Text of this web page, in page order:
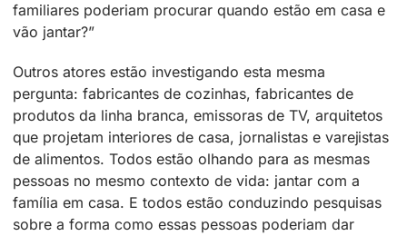
familiares poderiam procurar quando estão em casa e
vão jantar?”
Outros atores estão investigando esta mesma
pergunta: fabricantes de cozinhas, fabricantes de
produtos da linha branca, emissoras de TV, arquitetos
que projetam interiores de casa, jornalistas e varejistas
de alimentos. Todos estão olhando para as mesmas
pessoas no mesmo contexto de vida: jantar com a
família em casa. E todos estão conduzindo pesquisas
sobre a forma como essas pessoas poderiam dar